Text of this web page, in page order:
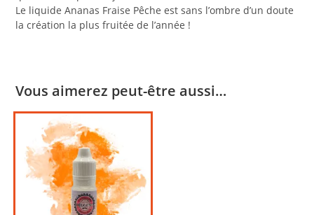
Le liquide Ananas Fraise Pêche est sans l’ombre d’un doute
la création la plus fruitée de l’année !
Vous aimerez peut-être aussi…